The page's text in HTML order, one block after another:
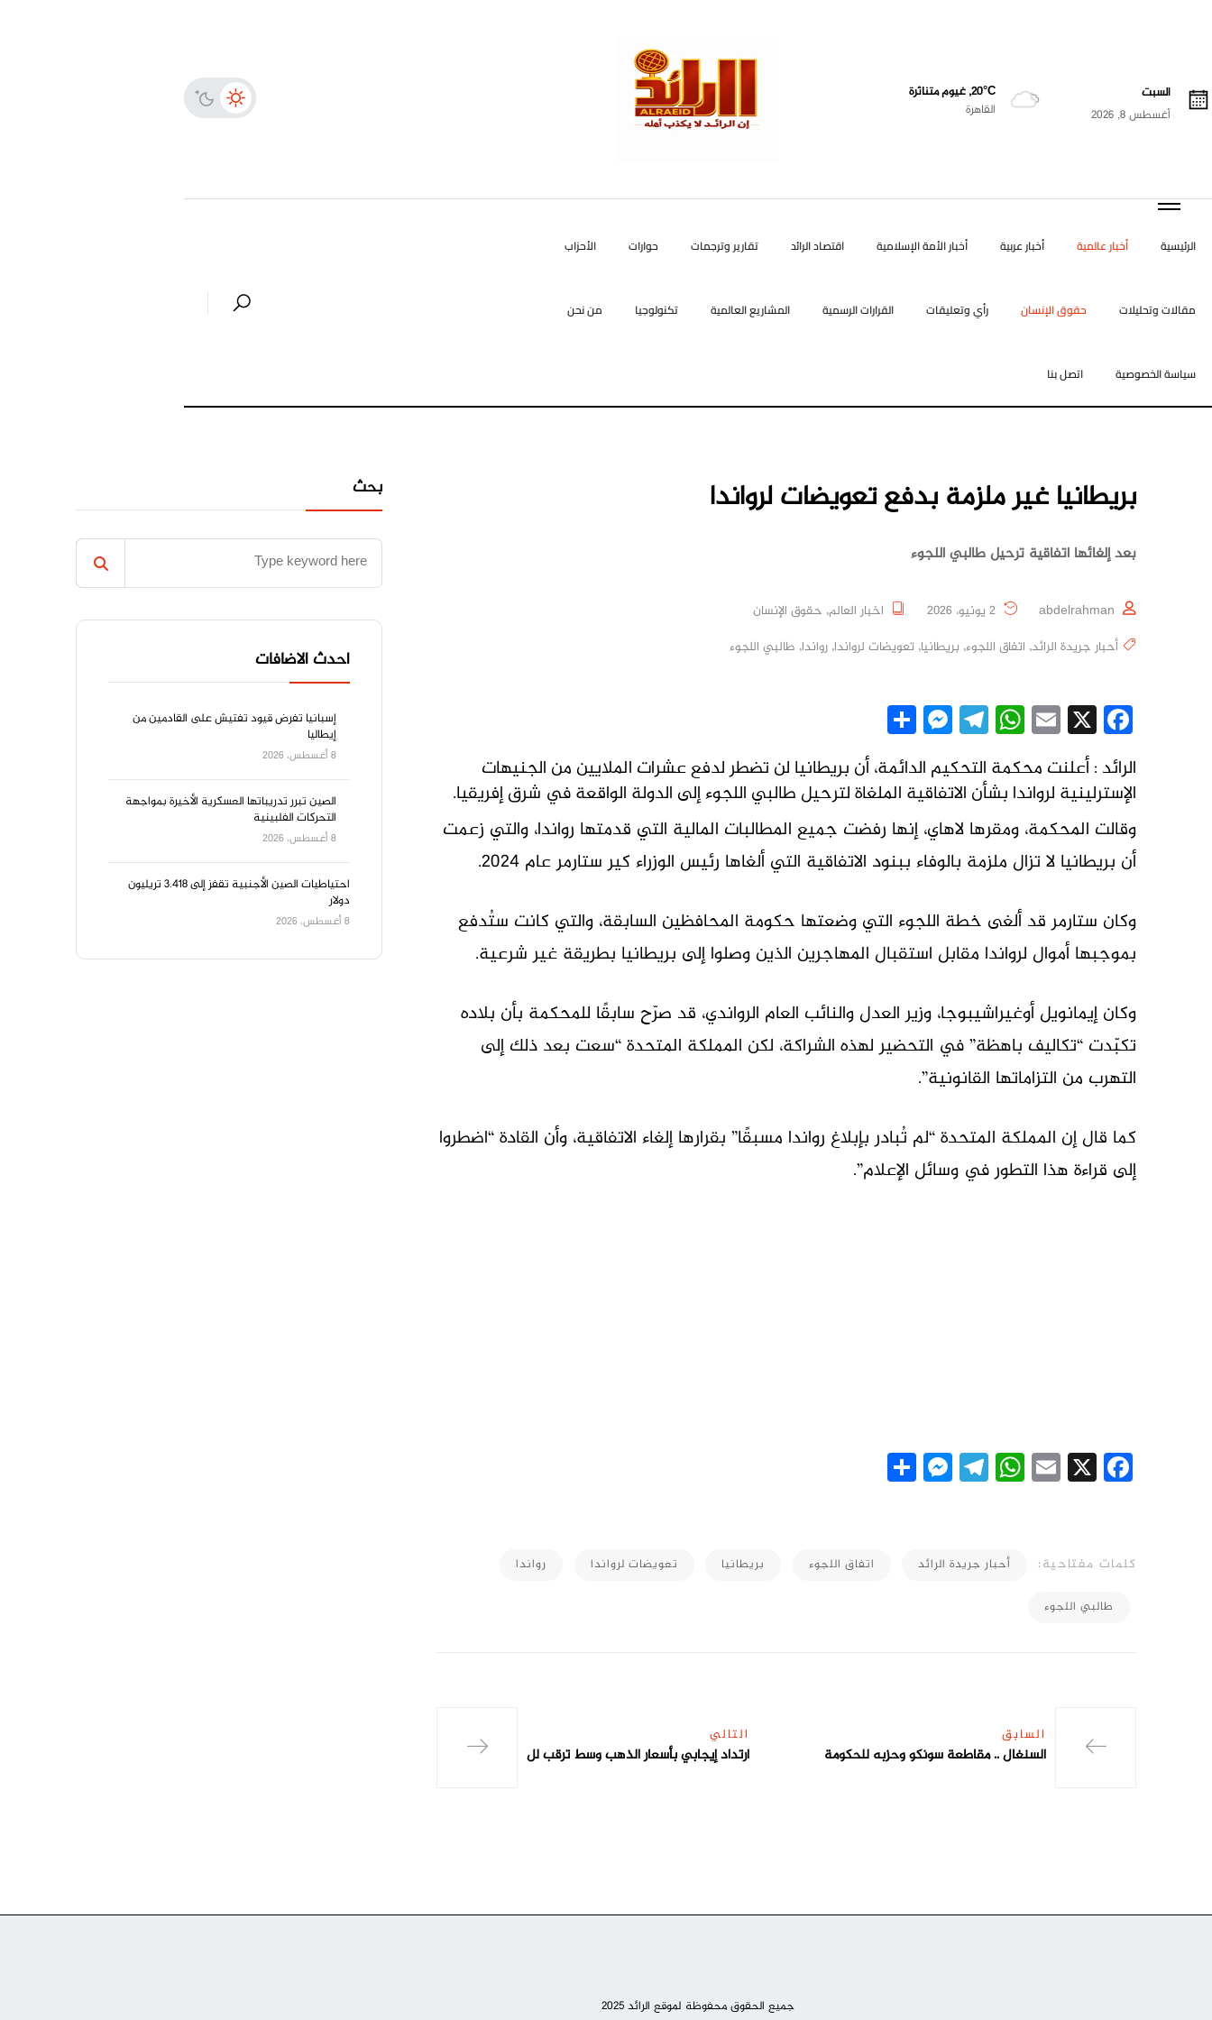
السبت
أغسطس 8, 2026
20°C, غيوم متناثرة
القاهرة
الرئيسية أخبار عالمية أخبار عربية أخبار الأمة الإسلامية اقتصاد الرائد تقارير وترجمات حوارات الأحزاب
مقالات وتحليلات حقوق الإنسان رأي وتعليقات القرارات الرسمية المشاريع العالمية تكنولوجيا من نحن
سياسة الخصوصية اتصل بنا
بريطانيا غير ملزمة بدفع تعويضات لرواندا
بعد إلغائها اتفاقية ترحيل طالبي اللجوء
abdelrahman اخبار العالم, حقوق الإنسان
أحبار جريدة الرائد, اتفاق اللجوء, بريطانيا, تعويضات لرواندا, رواندا, طالبي اللجوء
Facebook
X
Email
WhatsApp
Telegram
Messenger
الرائد : أعلنت محكمة التحكيم الدائمة، أن بريطانيا لن تضطر لدفع عشرات الملايين من الجنيهات
الإسترلينية لرواندا بشأن الاتفاقية الملغاة لترحيل طالبي اللجوء إلى الدولة الواقعة في شرق إفريقيا.
وقالت المحكمة، ومقرها لاهاي، إنها رفضت جميع المطالبات المالية التي قدمتها رواندا، والتي زعمت
أن بريطانيا لا تزال ملزمة بالوفاء ببنود الاتفاقية التي ألغاها رئيس الوزراء كير ستارمر عام 2024.
وكان ستارمر قد ألغى خطة اللجوء التي وضعتها حكومة المحافظين السابقة، والتي كانت ستُدفع
بموجبها أموال لرواندا مقابل استقبال المهاجرين الذين وصلوا إلى بريطانيا بطريقة غير شرعية.
وكان إيمانويل أوغيراشيبوجا، وزير العدل والنائب العام الرواندي، قد صرّح سابقًا للمحكمة بأن بلاده
تكبّدت “تكاليف باهظة” في التحضير لهذه الشراكة، لكن المملكة المتحدة “سعت بعد ذلك إلى
التهرب من التزاماتها القانونية”.
كما قال إن المملكة المتحدة “لم تُبادر بإبلاغ رواندا مسبقًا” بقرارها إلغاء الاتفاقية، وأن القادة “اضطروا
إلى قراءة هذا التطور في وسائل الإعلام”.
Facebook
X
Email
WhatsApp
Telegram
Messenger
كلمات مفتاحية: أحبار جريدة الرائد اتفاق اللجوء بريطانيا تعويضات لرواندا رواندا
طالبي اللجوء
السابق
السنغال .. مقاطعة سونكو وحزبه للحكومة
التالي
ارتداد إيجابي بأسعار الذهب وسط ترقب لل
بحث
احدث الاضافات
إسبانيا تفرض قيود تفتيش على القادمين من
إيطاليا
8 أغسطس، 2026
الصين تبرر تدريباتها العسكرية الأخيرة بمواجهة
التحركات الفلبينية
8 أغسطس، 2026
احتياطيات الصين الأجنبية تقفز إلى 3.418 تريليون
دولار
8 أغسطس، 2026
جميع الحقوق محفوظة لموقع الرائد 2025